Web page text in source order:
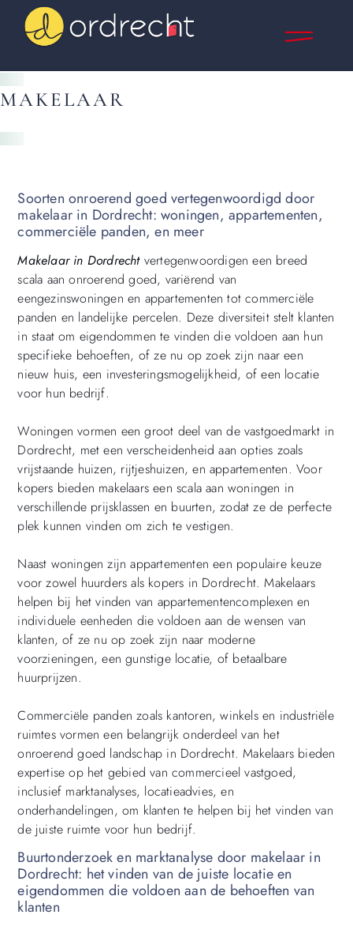
MAKELAAR
Soorten onroerend goed vertegenwoordigd door
makelaar in Dordrecht: woningen, appartementen,
commerciële panden, en meer
Makelaar in Dordrechtvertegenwoordigen een breed
scala aan onroerend goed, variërend van
eengezinswoningen en appartementen tot commerciële
panden en landelijke percelen. Deze diversiteit stelt klanten
in staat om eigendommen te vinden die voldoen aan hun
specifieke behoeften, of ze nu op zoek zijn naar een
nieuw huis, een investeringsmogelijkheid, of een locatie
voor hun bedrijf.
Woningen vormen een groot deel van de vastgoedmarkt in
Dordrecht, met een verscheidenheid aan opties zoals
vrijstaande huizen, rijtjeshuizen, en appartementen. Voor
kopers bieden makelaars een scala aan woningen in
verschillende prijsklassen en buurten, zodat ze de perfecte
plek kunnen vinden om zich te vestigen.
Naast woningen zijn appartementen een populaire keuze
voor zowel huurders als kopers in Dordrecht. Makelaars
helpen bij het vinden van appartementencomplexen en
individuele eenheden die voldoen aan de wensen van
klanten, of ze nu op zoek zijn naar moderne
voorzieningen, een gunstige locatie, of betaalbare
huurprijzen.
Commerciële panden zoals kantoren, winkels en industriële
ruimtes vormen een belangrijk onderdeel van het
onroerend goed landschap in Dordrecht. Makelaars bieden
expertise op het gebied van commercieel vastgoed,
inclusief marktanalyses, locatieadvies, en
onderhandelingen, om klanten te helpen bij het vinden van
de juiste ruimte voor hun bedrijf.
Buurtonderzoek en marktanalyse door makelaar in
Dordrecht: het vinden van de juiste locatie en
eigendommen die voldoen aan de behoeften van
klanten